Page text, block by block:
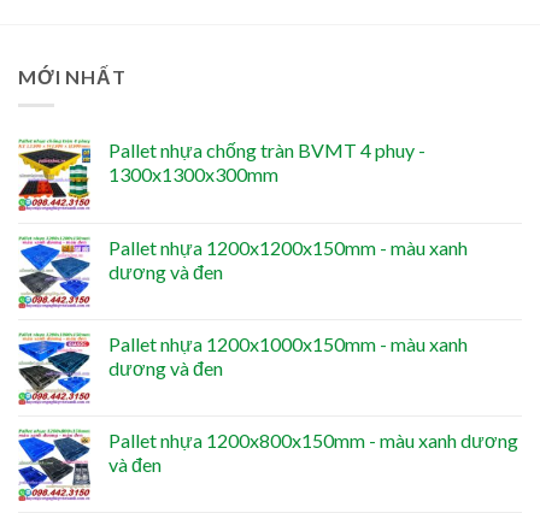
MỚI NHẤT
Pallet nhựa chống tràn BVMT 4 phuy -
1300x1300x300mm
Pallet nhựa 1200x1200x150mm - màu xanh
dương và đen
Pallet nhựa 1200x1000x150mm - màu xanh
dương và đen
Pallet nhựa 1200x800x150mm - màu xanh dương
và đen